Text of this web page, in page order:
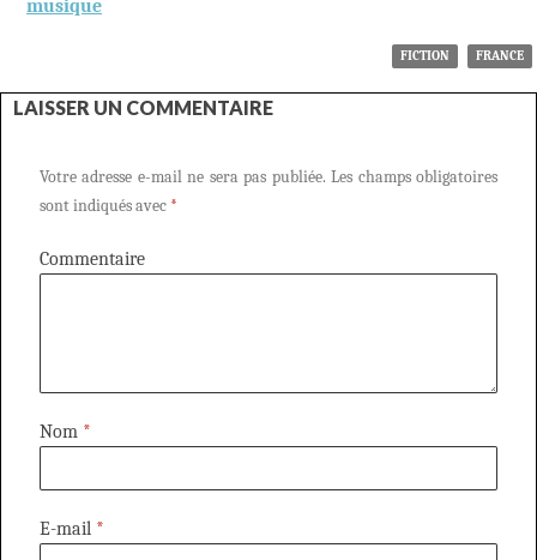
musique
FICTION FRANCE
LAISSER UN COMMENTAIRE
Votre adresse e-mail ne sera pas publiée. Les champs obligatoires
sont indiqués avec *
Commentaire
Nom *
E-mail *